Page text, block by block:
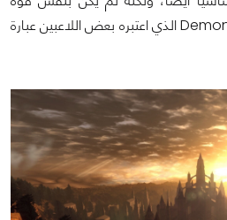
السحر المتواجد في Demon's Souls الذي اعتبره بعض اللاعبين عبارة